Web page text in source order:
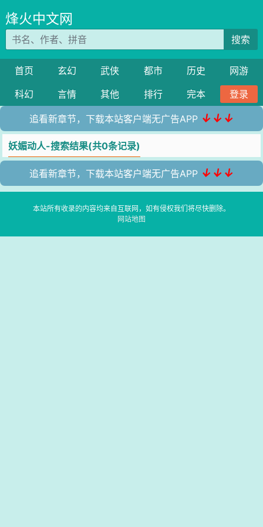
烽火中文网
搜索
首页 玄幻 武侠 都市 历史
网游
科幻
言情 其他 排行 完本 登录
追看新章节，下载本站客户端无广告APP ↓↓↓
妖媚动人-搜索结果(共0条记录)
追看新章节，下载本站客户端无广告APP ↓↓↓
本站所有收录的内容均来自互联网，如有侵权我们将尽快删除。
网站地图